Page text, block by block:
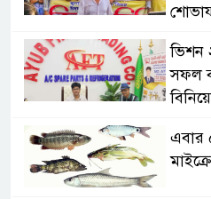
ভিশন
সফল
এবার